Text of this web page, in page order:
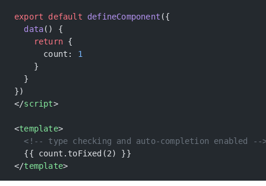
export default defineComponent ({
  data
() {
    return
{
      count:
1
    }
  }
})
</script>
<template>
<!-- type checking and auto-completion enabled --
  {{ count.toFixed(2) }}
</template>